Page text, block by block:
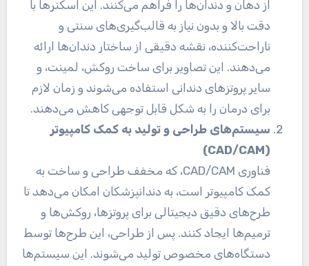
از دهان و دندان‌ها را فراهم می‌کنند. این اسکنرها با
دقت بالا و بدون نیاز به قالب‌گیری‌های سنتی و
ناراحت‌کننده، نقشه دقیقی از ساختار دندان‌ها ارائه
می‌دهند. این تصاویر برای ساخت روکش، لمینت، و
سایر پروتزهای دندانی استفاده می‌شوند و زمان لازم
برای درمان را به شکل قابل توجهی کاهش می‌دهند.
سیستم‌های طراحی و تولید به کمک کامپیوتر
(CAD/CAM)
فناوری CAD/CAM، که مخفف طراحی و ساخت به
کمک کامپیوتر است، به دندانپزشکان امکان می‌دهد تا
طرح‌های دقیق دیجیتالی برای پروتزها، روکش‌ها و
ترمیم‌ها ایجاد کنند. پس از طراحی، این طرح‌ها توسط
دستگاه‌های مخصوص تولید می‌شوند. این سیستم‌ها